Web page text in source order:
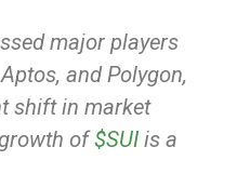
major players
and Polygon,
shift in market
of$SUI is a